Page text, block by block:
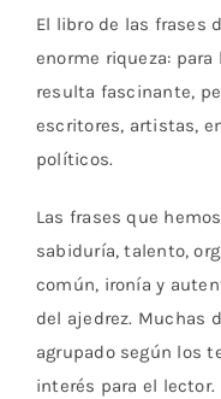
El libro de las frases
enorme riqueza:
resulta fascinante,
escritores, artistas,
políticos.
Las frases que
sabiduría, talento,
común, ironía y
del ajedrez. Muchas
agrupado según los
interés para el lector.